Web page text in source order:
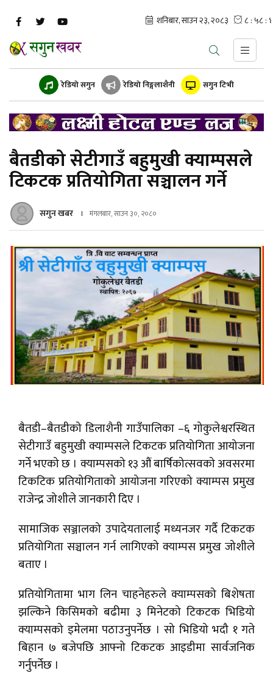
रेडियो सगुन रेडियो निङ्गलाशैनी सगुन टिभी
बैतडीको सेटीगाउँ बहुमुखी क्याम्पसले
टिकटक प्रतियोगिता सञ्चालन गर्ने
सगुन खबर मंगलबार, साउन ३०, २०८०
बैतडी–बैतडीको डिलाशैनी गाउँपालिका –६ गोकुलेश्वरस्थित
सेटीगाउँ बहुमुखी क्याम्पसले टिकटक प्रतियोगिता आयोजना
गर्ने भएको छ । क्याम्पसको १३ औं बार्षिकोत्सवको अवसरमा
टिकटिक प्रतियोगिताको आयोजना गरिएको क्याम्पस प्रमुख
राजेन्द्र जोशीले जानकारी दिए ।
सामाजिक सञ्जालको उपादेयतालाई मध्यनजर गर्दै टिकटक
प्रतियोगिता सञ्चालन गर्न लागिएको क्याम्पस प्रमुख जोशीले
बताए ।
प्रतियोगितामा भाग लिन चाहनेहरुले क्याम्पसको बिशेषता
झल्किने किसिमको बढीमा ३ मिनेटको टिकटक भिडियो
क्याम्पसको इमेलमा पठाउनुपर्नेछ । सो भिडियो भदौ १ गते
बिहान ७ बजेपछि आफ्नो टिकटक आइडीमा सार्वजनिक
गर्नुपर्नेछ ।